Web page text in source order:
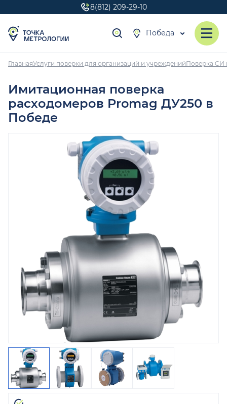
8(812) 209-29-10
Победа
ГлавнаяУслуги поверки для организаций и учрежденийПоверка СИ
Имитационная поверка
расходомеров Promag ДУ250 в
Победе